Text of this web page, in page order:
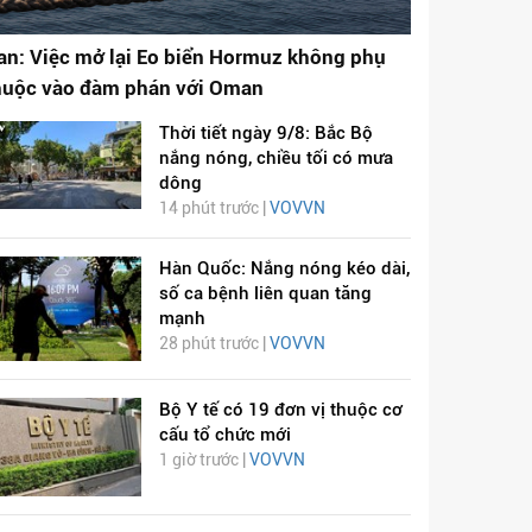
Việc mở lại Eo biển Hormuz không phụ
vào đàm phán với Oman
Thời tiết ngày 9/8: Bắc Bộ
nắng nóng, chiều tối có mưa
dông
14 phút trước | VOVVN
Hàn Quốc: Nắng nóng kéo dài,
số ca bệnh liên quan tăng
mạnh
28 phút trước | VOVVN
Bộ Y tế có 19 đơn vị thuộc cơ
cấu tổ chức mới
1 giờ trước | VOVVN